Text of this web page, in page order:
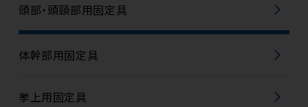
頭部・頭頸部用固定具
体幹部用固定具
挙上用固定具